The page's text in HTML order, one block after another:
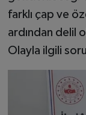
farklı çap ve
ardından delil
Olayla ilgili